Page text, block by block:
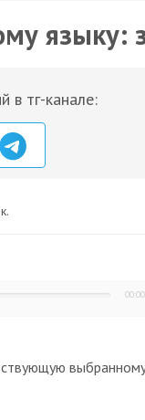
языку:
в тг-канале:
00:00